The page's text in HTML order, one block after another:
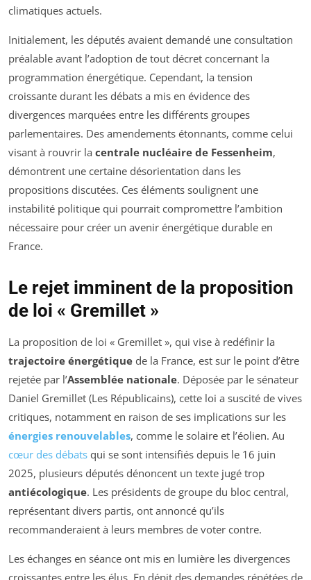
climatiques actuels.
Initialement, les députés avaient demandé une consultation
préalable avant l’adoption de tout décret concernant la
programmation énergétique. Cependant, la tension
croissante durant les débats a mis en évidence des
divergences marquées entre les différents groupes
parlementaires. Des amendements étonnants, comme celui
visant à rouvrir la centrale nucléaire de Fessenheim,
démontrent une certaine désorientation dans les
propositions discutées. Ces éléments soulignent une
instabilité politique qui pourrait compromettre l’ambition
nécessaire pour créer un avenir énergétique durable en
France.
Le rejet imminent de la proposition
de loi « Gremillet »
La proposition de loi « Gremillet », qui vise à redéfinir la
trajectoire énergétique de la France, est sur le point d’être
rejetée par l’Assemblée nationale. Déposée par le sénateur
Daniel Gremillet (Les Républicains), cette loi a suscité de vives
critiques, notamment en raison de ses implications sur les
énergies renouvelables, comme le solaire et l’éolien. Au
cœur des débats qui se sont intensifiés depuis le 16 juin
2025, plusieurs députés dénoncent un texte jugé trop
antiécologique. Les présidents de groupe du bloc central,
représentant divers partis, ont annoncé qu’ils
recommanderaient à leurs membres de voter contre.
Les échanges en séance ont mis en lumière les divergences